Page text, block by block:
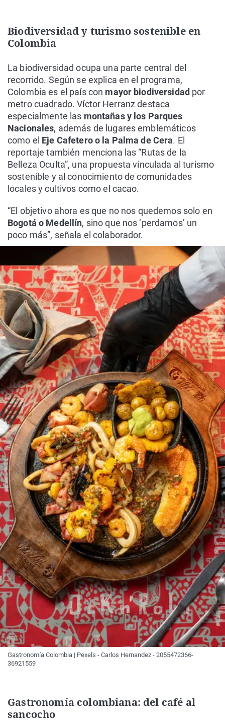
Biodiversidad y turismo sostenible en
Colombia
La biodiversidad ocupa una parte central del
recorrido. Según se explica en el programa,
Colombia es el país con mayor biodiversidad por
metro cuadrado. Víctor Herranz destaca
especialmente las montañas y los Parques
Nacionales, además de lugares emblemáticos
como el Eje Cafetero o la Palma de Cera. El
reportaje también menciona las “Rutas de la
Belleza Oculta”, una propuesta vinculada al turismo
sostenible y al conocimiento de comunidades
locales y cultivos como el cacao.
“El objetivo ahora es que no nos quedemos solo en
Bogotá o Medellín, sino que nos ‘perdamos’ un
poco más”, señala el colaborador.
Gastronomía Colombia | Pexels - Carlos Hernandez - 2055472366-
36921559
Gastronomía colombiana: del café al
sancocho